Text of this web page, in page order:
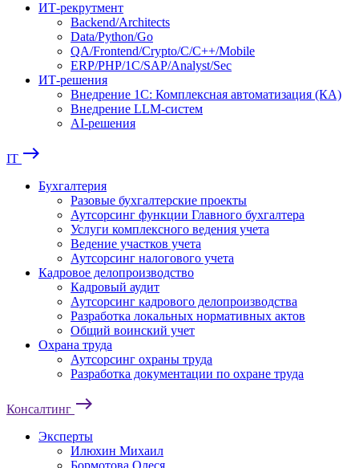
ИТ-рекрутмент
Backend/Architects
Data/Python/Go
QA/Frontend/Crypto/C/C++/Mobile
ERP/PHP/1C/SAP/Analyst/Sec
ИТ-решения
Внедрение 1С: Комплексная автоматизация (КА)
Внедрение LLM-систем
AI-решения
IT east
Бухгалтерия
Разовые бухгалтерские проекты
Аутсорсинг функции Главного бухгалтера
Услуги комплексного ведения учета
Ведение участков учета
Аутсорсинг налогового учета
Кадровое делопроизводство
Кадровый аудит
Аутсорсинг кадрового делопроизводства
Разработка локальных нормативных актов
Общий воинский учет
Охрана труда
Аутсорсинг охраны труда
Разработка документации по охране труда
Консалтинг east
Эксперты
Илюхин Михаил
Бормотова Олеся